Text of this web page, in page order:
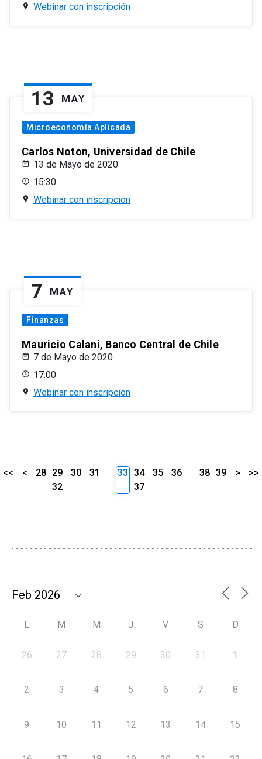
Webinar con inscripción
13 MAY
Microeconomía Aplicada
Carlos Noton, Universidad de Chile
13 de Mayo de 2020
15:30
Webinar con inscripción
7 MAY
Finanzas
Mauricio Calani, Banco Central de Chile
7 de Mayo de 2020
17:00
Webinar con inscripción
<< < 28 29 30
31
32
33 34 35
36
37
38 39 > >>
L M M J V S D
26 27 28 29 30 31 1
2 3 4 5 6 7 8
9 10 11 12 13 14 15